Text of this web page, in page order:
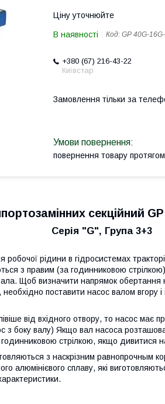
Ціну уточнюйте
В наявності Код: GP 40G-
+380 (67) 216-43-22
Київстар
Замовлення тільки за
повернення товару
секційний
Серія "G", Група 3+3
рідини в гідросистемах
з правим (за годинниковою стрілкою)
Щоб визначити напрямок
необхідно поставити насос валом
від вхідного отвору, то насос має
з боку валу) Якщо вал насоса
стрілкою, якщо дивитися
з наскрізним равнопрочным
алюмінієвого сплаву, які